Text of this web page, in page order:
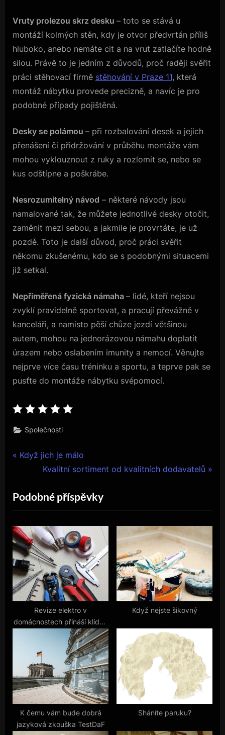
Vruty prolezou skrz desku – toto se stává u
montáží kolmých stěn, kdy je otvor předvrtán příliš
hluboko, anebo nemáte cit a na vrut zatlačíte hodně
silou. Právě to je jedním z důvodů, proč raději svěřit
práci stěhovací firmě stěhování v Praze 11, která
montáž nábytku provede precizně, a navíc je pro
podobné případy pojištěná.
Desky se polámou – při rozbalování desek a jejich
přenášení či přidržování v průběhu montáže vám
mohou vyklouznout z ruky a rozlomit se, nebo se
kus odštípne a poškrábe.
Nesrozumitelný návod – některé návody jsou
namalované tak, že můžete jednotlivé desky otočit,
zaměnit mezi sebou, a jakmile je provrtáte, je už
pozdě. Toto je další důvod, proč práci svěřit
někomu zkušenému, kdo se s podobnými situacemi
již setkal.
Nepřiměřená fyzická námaha – lidé, kteří nejsou
zvyklí pravidelně sportovat, a pracují převážně v
kanceláři, a namísto pěší chůze jezdí většinou
autem, mohou na jednorázovou námahu doplatit
úrazem nebo oslabením imunity a nemocí. Věnujte
nejprve více času tréninku a sportu, a teprve pak se
pusťte do montáže nábytku svépomocí.
Společnosti
Navigace
příspěvek
P
v
i
o
u
s
P
o
:
Když jich je málo
N
x
t
P
o
s
t
:
Kvalitní sortiment od kvalitních dodavatelů
Podobné příspěvky
Revize elektro v
domácnostech přináší klidný
spánek
Když nejste šikovný
K čemu vám bude dobrá
jazyková zkouška TestDaF
Sháníte paruku?